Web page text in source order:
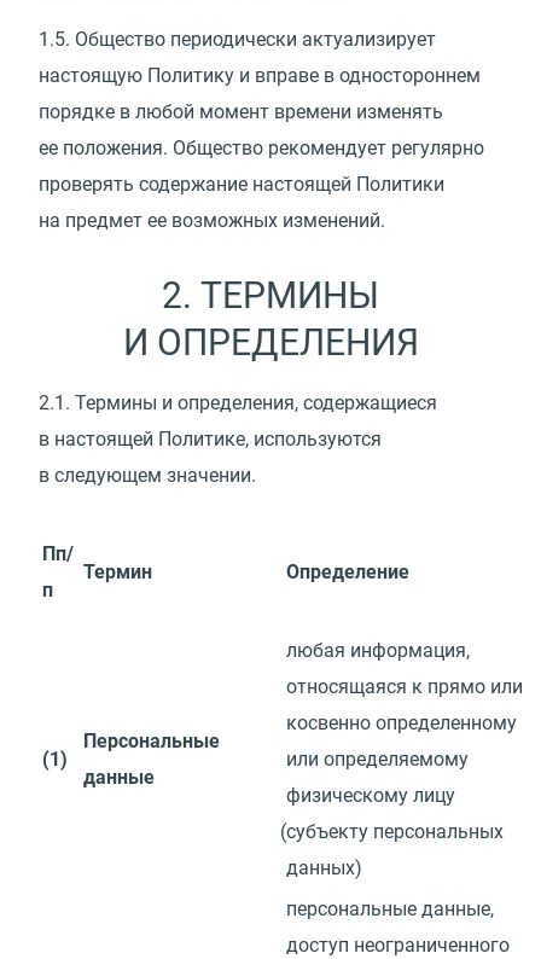
1.5. Общество периодически актуализирует
настоящую Политику и вправе в одностороннем
порядке в любой момент времени изменять
ее положения. Общество рекомендует регулярно
проверять содержание настоящей Политики
на предмет ее возможных изменений.
2. ТЕРМИНЫ
И ОПРЕДЕЛЕНИЯ
2.1. Термины и определения, содержащиеся
в настоящей Политике, используются
в следующем значении.
Пп/
п
Термин Определение
(1)
Персональные
данные
любая информация,
относящаяся к прямо или
косвенно определенному
или определяемому
физическому лицу
(субъекту персональных
данных)
персональные данные,
доступ неограниченного